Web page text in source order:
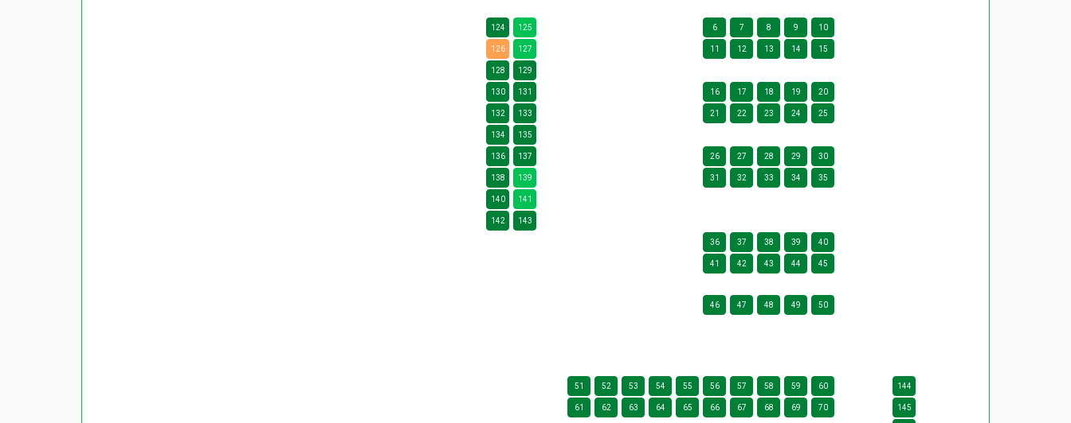
124 125 6 7 8 9 10
126 127 11 12 13 14 15
128 129
130 131 16 17 18 19 20
132 133 21 22 23 24 25
134 135
136 137 26 27 28 29 30
138 139 31 32 33 34 35
140 141
142 143
36 37 38 39 40
41 42 43 44 45
46 47 48 49 50
51 52 53 54 55 56 57 58 59 60 144
61 62 63 64 65 66 67 68 69 70 145